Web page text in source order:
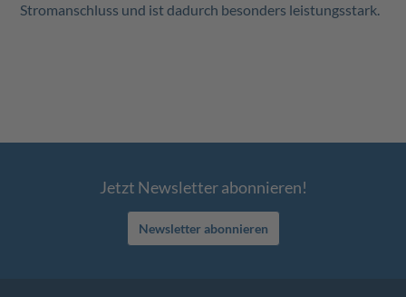
Stromanschluss und ist dadurch besonders leistungsstark.
Jetzt Newsletter abonnieren!
Newsletter abonnieren